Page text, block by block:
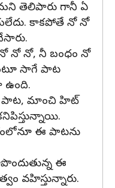
తెలిపారు గానీ ఏ
కాకపోతే నో నో
నో నో, నీ బంధం నో
సాగే పాట
ఉంది.
పాట, మాంచి హిట్
ఈ పాటను
ఈ
వహిస్తున్నారు.